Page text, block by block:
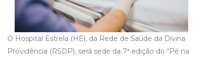
O Hospital Estrela (HE), da Rede de Saúde da Divina
Providência (RSDP), será sede da 7ª edição do “Pé na